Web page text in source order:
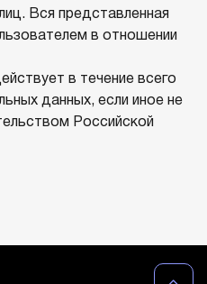
Вся представленная
в отношении
в течение всего
данных, если иное не
Российской